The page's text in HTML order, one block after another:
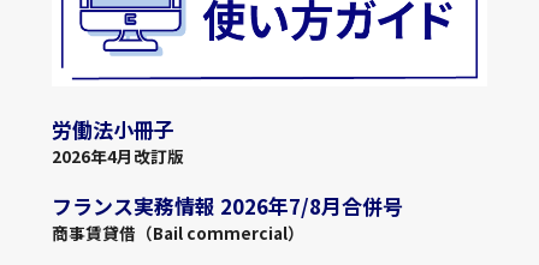
労働法小冊子
2026年4月改訂版
フランス実務情報 2026年7/8月合併号
商事賃貸借（Bail commercial）